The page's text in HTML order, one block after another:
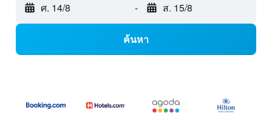
ศ. 14/8 - ส. 15/8
ค้นหา